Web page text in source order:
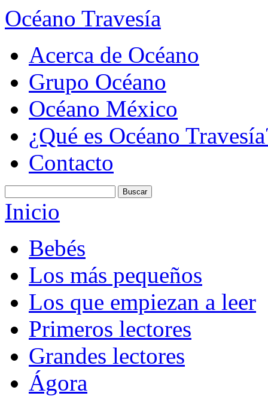
Océano Travesía
Acerca de Océano
Grupo Océano
Océano México
¿Qué es Océano
Contacto
Inicio
Bebés
Los más pequeños
Los que empiezan a leer
Primeros lectores
Grandes lectores
Ágora